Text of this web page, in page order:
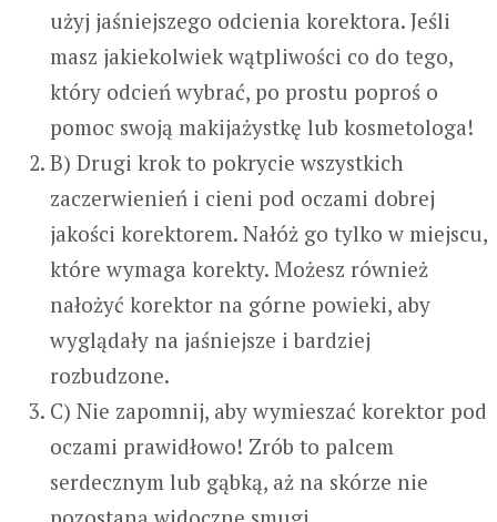
użyj jaśniejszego odcienia korektora. Jeśli
masz jakiekolwiek wątpliwości co do tego,
który odcień wybrać, po prostu poproś o
pomoc swoją makijażystkę lub kosmetologa!
B) Drugi krok to pokrycie wszystkich
zaczerwienień i cieni pod oczami dobrej
jakości korektorem. Nałóż go tylko w miejscu,
które wymaga korekty. Możesz również
nałożyć korektor na górne powieki, aby
wyglądały na jaśniejsze i bardziej
rozbudzone.
C) Nie zapomnij, aby wymieszać korektor pod
oczami prawidłowo! Zrób to palcem
serdecznym lub gąbką, aż na skórze nie